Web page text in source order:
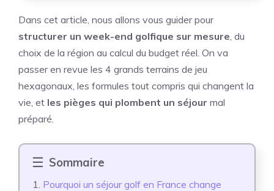
Dans cet article, nous allons vous guider pour
structurer un week-end golfique sur mesure, du
choix de la région au calcul du budget réel. On va
passer en revue les 4 grands terrains de jeu
hexagonaux, les formules tout compris qui changent la
vie, et les pièges qui plombent un séjour mal
préparé.
Sommaire
Pourquoi un séjour golf en France change